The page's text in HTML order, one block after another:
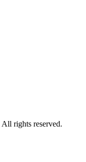
All rights reserved.